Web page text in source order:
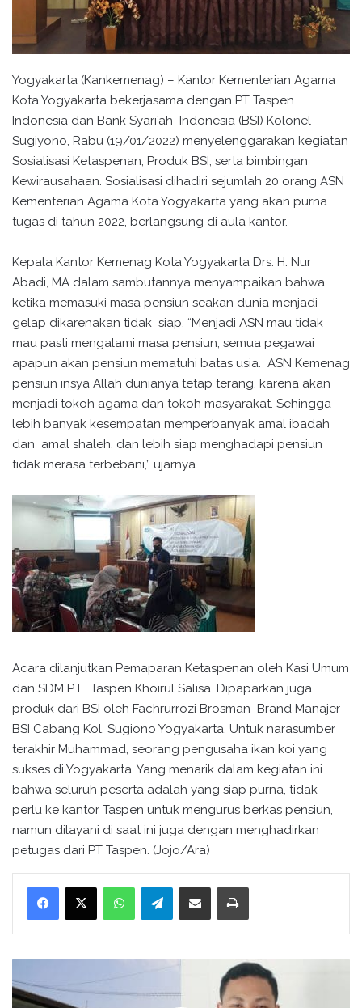
Yogyakarta (Kankemenag) – Kantor Kementerian Agama
Kota Yogyakarta bekerjasama dengan PT Taspen
Indonesia dan Bank Syari’ah Indonesia (BSI) Kolonel
Sugiyono, Rabu (19/01/2022) menyelenggarakan kegiatan
Sosialisasi Ketaspenan, Produk BSI, serta bimbingan
Kewirausahaan. Sosialisasi dihadiri sejumlah 20 orang ASN
Kementerian Agama Kota Yogyakarta yang akan purna
tugas di tahun 2022, berlangsung di aula kantor.
Kepala Kantor Kemenag Kota Yogyakarta Drs. H. Nur
Abadi, MA dalam sambutannya menyampaikan bahwa
ketika memasuki masa pensiun seakan dunia menjadi
gelap dikarenakan tidak siap. “Menjadi ASN mau tidak
mau pasti mengalami masa pensiun, semua pegawai
apapun akan pensiun mematuhi batas usia. ASN Kemenag
pensiun insya Allah dunianya tetap terang, karena akan
menjadi tokoh agama dan tokoh masyarakat. Sehingga
lebih banyak kesempatan memperbanyak amal ibadah
dan amal shaleh, dan lebih siap menghadapi pensiun
tidak merasa terbebani,” ujarnya.
Acara dilanjutkan Pemaparan Ketaspenan oleh Kasi Umum
dan SDM P.T. Taspen Khoirul Salisa. Dipaparkan juga
produk dari BSI oleh Fachrurrozi Brosman Brand Manajer
BSI Cabang Kol. Sugiono Yogyakarta. Untuk narasumber
terakhir Muhammad, seorang pengusaha ikan koi yang
sukses di Yogyakarta. Yang menarik dalam kegiatan ini
bahwa seluruh peserta adalah yang siap purna, tidak
perlu ke kantor Taspen untuk mengurus berkas pensiun,
namun dilayani di saat ini juga dengan menghadirkan
petugas dari PT Taspen. (Jojo/Ara)
WhatsApp Telegram
e
t